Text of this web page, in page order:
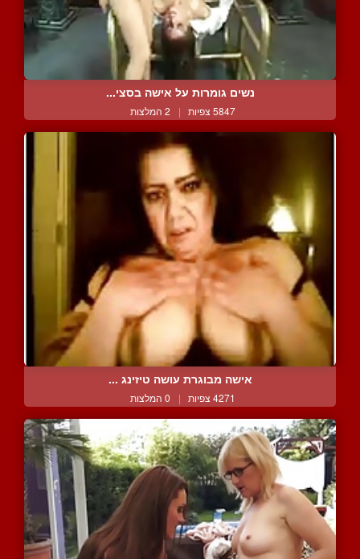
נשים גומרות על אישה בסצי...
5847 צפיות | 2 המלצות
אישה מבוגרת עושה טיזינג ...
4271 צפיות | 0 המלצות